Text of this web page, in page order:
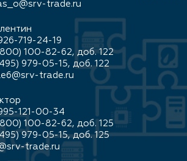
trade.ru
719-24-19
100-82-62, доб. 122
979-05-15, доб. 122
trade.ru
121-00-34
100-82-62, доб. 125
979-05-15, доб. 125
trade.ru